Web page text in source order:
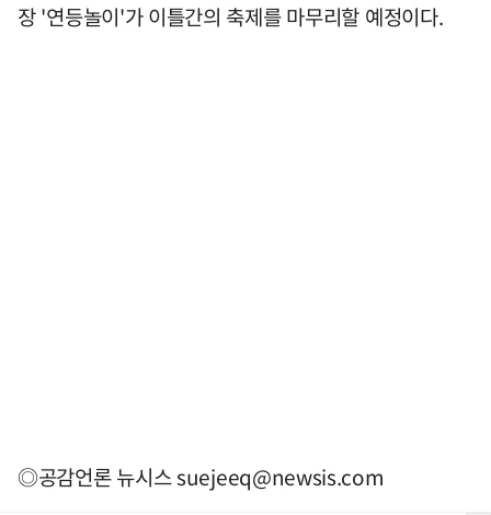
장 '연등놀이'가 이틀간의 축제를 마무리할 예정이다.
◎공감언론 뉴시스suejeeq@newsis.com